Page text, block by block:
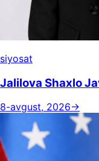
Suyunova
8-avgust, 2026